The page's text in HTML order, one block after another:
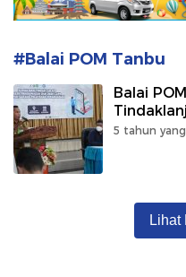
#Balai POM Tanbu
Balai
5 tahun
Lihat